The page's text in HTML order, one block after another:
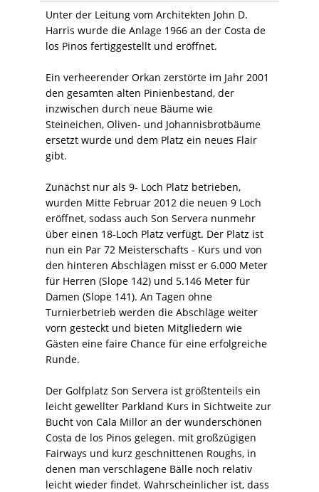
Unter der Leitung vom Architekten John D.
Harris wurde die Anlage 1966 an der Costa de
los Pinos fertiggestellt und eröffnet.
Ein verheerender Orkan zerstörte im Jahr 2001
den gesamten alten Pinienbestand, der
inzwischen durch neue Bäume wie
Steineichen, Oliven- und Johannisbrotbäume
ersetzt wurde und dem Platz ein neues Flair
gibt.
Zunächst nur als 9- Loch Platz betrieben,
wurden Mitte Februar 2012 die neuen 9 Loch
eröffnet, sodass auch Son Servera nunmehr
über einen 18-Loch Platz verfügt. Der Platz ist
nun ein Par 72 Meisterschafts - Kurs und von
den hinteren Abschlägen misst er 6.000 Meter
für Herren (Slope 142) und 5.146 Meter für
Damen (Slope 141). An Tagen ohne
Turnierbetrieb werden die Abschläge weiter
vorn gesteckt und bieten Mitgliedern wie
Gästen eine faire Chance für eine erfolgreiche
Runde.
Der Golfplatz Son Servera ist größtenteils ein
leicht gewellter Parkland Kurs in Sichtweite zur
Bucht von Cala Millor an der wunderschönen
Costa de los Pinos gelegen. mit großzügigen
Fairways und kurz geschnittenen Roughs, in
denen man verschlagene Bälle noch relativ
leicht wieder findet. Wahrscheinlicher ist, dass